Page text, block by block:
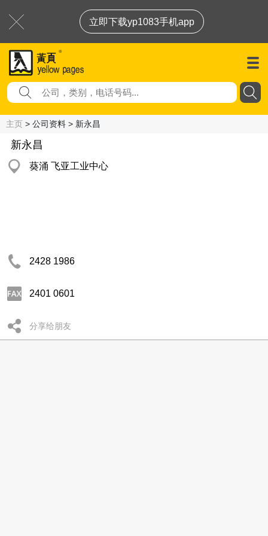
立即下载yp1083手机app
主页 > 公司资料 > 新永昌
新永昌
葵涌 飞亚工业中心
2428 1986
2401 0601
分享给朋友